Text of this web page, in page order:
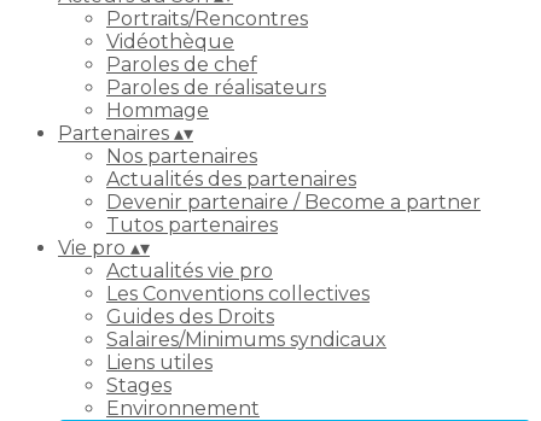
Portraits/Rencontres
Vidéothèque
Paroles de chef
Paroles de réalisateurs
Hommage
Partenaires ▴▾
Nos partenaires
Actualités des partenaires
Devenir partenaire / Become a partner
Tutos partenaires
Vie pro ▴▾
Actualités vie pro
Les Conventions collectives
Guides des Droits
Salaires/Minimums syndicaux
Liens utiles
Stages
Environnement